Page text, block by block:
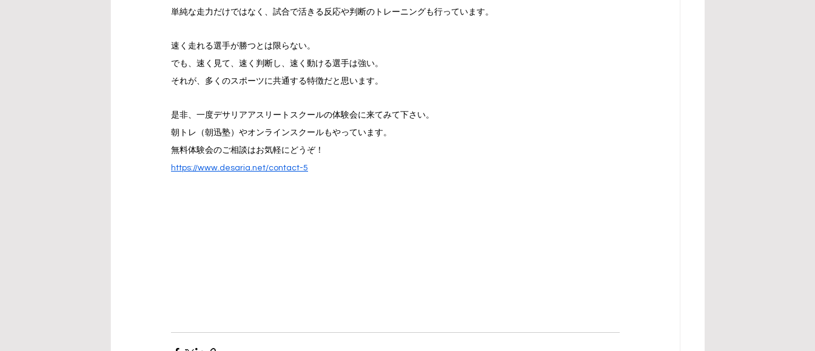
単純な走力だけではなく、試合で活きる反応や判断のトレーニングも行っています。
速く走れる選手が勝つとは限らない。
でも、速く見て、速く判断し、速く動ける選手は強い。
それが、多くのスポーツに共通する特徴だと思います。
是非、一度デサリアアスリートスクールの体験会に来てみて下さい。
朝トレ（朝迅塾）やオンラインスクールもやっています。
無料体験会のご相談はお気軽にどうぞ！
https://www.desaria.net/contact-5